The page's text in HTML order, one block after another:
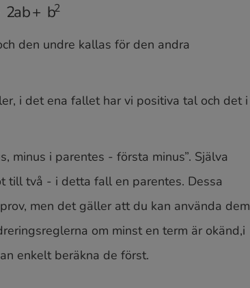
+b2
+ b2
den undre kallas för den andra
i det ena fallet har vi positiva tal och det i
minus i parentes - första minus”. Själva
till två - i detta fall en parentes. Dessa
men det gäller att du kan använda dem
om minst en term är okänd,i
enkelt beräkna de först.